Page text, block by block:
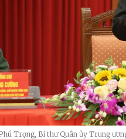
Trọng, Bí thư Quân ủy Trung